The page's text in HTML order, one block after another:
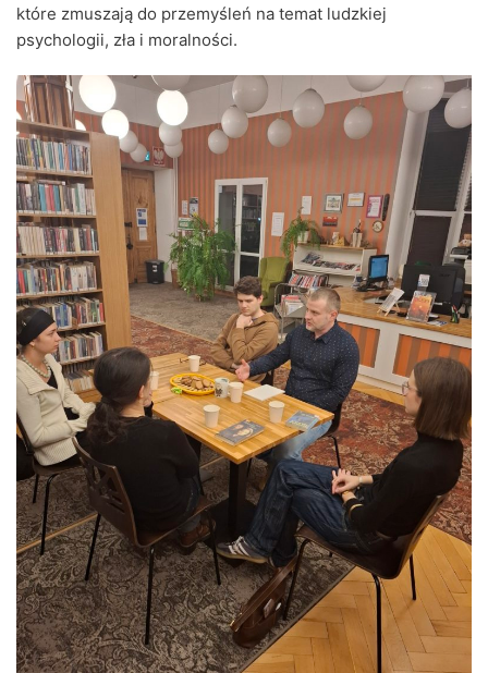
które zmuszają do przemyśleń na temat ludzkiej
psychologii, zła i moralności.